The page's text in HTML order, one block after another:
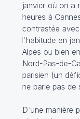
janvier où on a
heures à
contrastée
l'habitude en
Alpes ou bien
Nord-Pas-de-
parisien (un
ne parle pas de
D'une manière